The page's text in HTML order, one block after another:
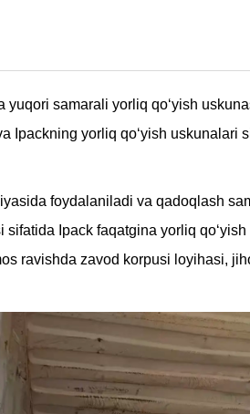
samarali yorliq qo‘yish
yorliq qo‘yish uskunalari
foydalaniladi va qadoqlash
Ipack faqatgina yorliq qo‘yish
ravishda zavod korpusi loyihasi,